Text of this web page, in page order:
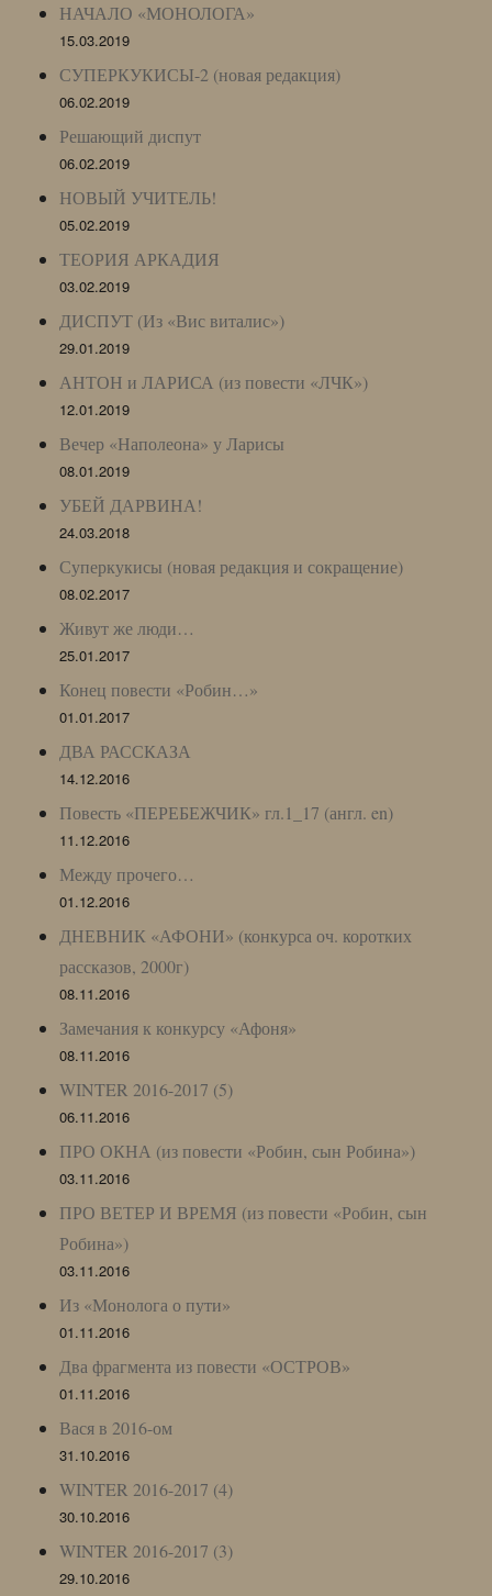
НАЧАЛО «МОНОЛОГА»
15.03.2019
СУПЕРКУКИСЫ-2 (новая редакция)
06.02.2019
Решающий диспут
06.02.2019
НОВЫЙ УЧИТЕЛЬ!
05.02.2019
ТЕОРИЯ АРКАДИЯ
03.02.2019
ДИСПУТ (Из «Вис виталис»)
29.01.2019
АНТОН и ЛАРИСА (из повести «ЛЧК»)
12.01.2019
Вечер «Наполеона» у Ларисы
08.01.2019
УБЕЙ ДАРВИНА!
24.03.2018
Суперкукисы (новая редакция и сокращение)
08.02.2017
Живут же люди…
25.01.2017
Конец повести «Робин…»
01.01.2017
ДВА РАССКАЗА
14.12.2016
Повесть «ПЕРЕБЕЖЧИК» гл.1_17 (англ. en)
11.12.2016
Между прочего…
01.12.2016
ДНЕВНИК «АФОНИ» (конкурса оч. коротких
рассказов, 2000г)
08.11.2016
Замечания к конкурсу «Афоня»
08.11.2016
WINTER 2016-2017 (5)
06.11.2016
ПРО ОКНА (из повести «Робин, сын Робина»)
03.11.2016
ПРО ВЕТЕР И ВРЕМЯ (из повести «Робин, сын
Робина»)
03.11.2016
Из «Монолога о пути»
01.11.2016
Два фрагмента из повести «ОСТРОВ»
01.11.2016
Вася в 2016-ом
31.10.2016
WINTER 2016-2017 (4)
30.10.2016
WINTER 2016-2017 (3)
29.10.2016